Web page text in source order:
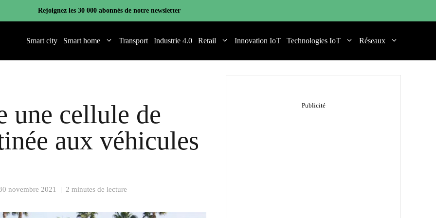
Rejoignez les 30 000 abonnés de notre newsletter
Smart city Smart home Transport Industrie 4.0 Retail Innovation IoT Technologies IoT Réseaux
une cellule de
aux véhicules
novembre 2021 | 2 minutes de lecture